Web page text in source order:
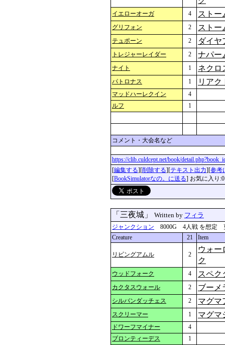
イエローオーガ 4 ストー
グリフォン 2 ストー
テュポーン 2 ダイヤ
トレジャーレイダー 2 ナパー
ナイト 1 ネクロ
パトロナス 1 リアク
マッドハーレクイン
4
ルフ
1
コメント・大会名など
https://clib.culdcept.net/book/
[編集する][削除する][テキスト出力][参考
[BookSimulatorなの。に送る] お気に入り:0
「三夜城」 Written by フィラ
ジャンクション 8000G 4人戦 を想定 更
Creature
21 Item
リビングアムル 2
ウォー
ク
ウッドフォーク 4 スペク
カクタスウォール 2 ブーメ
シルバンダッチェス 2 マグマ
スクリーマー 1 マグマ
ドワーフマイナー
4
ブロンティーデス
1